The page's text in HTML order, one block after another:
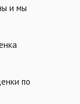
и мы
по